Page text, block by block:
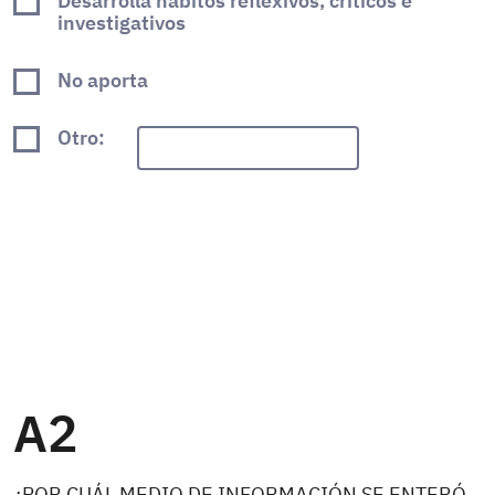
investigativos
No aporta
Otro:
A2